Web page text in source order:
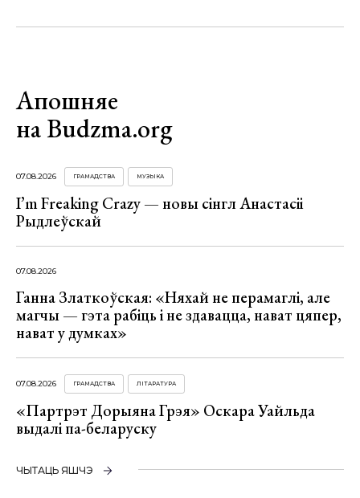
Апошняе
на Budzma.org
07.08.2026 ГРАМАДСТВА МУЗЫКА
I’m Freaking Crazy — новы сінгл Анастасіі
Рыдлеўскай
07.08.2026
Ганна Златкоўская: «Няхай не перамаглі, але
магчы — гэта рабіць і не здавацца, нават цяпер,
нават у думках»
07.08.2026 ГРАМАДСТВА ЛІТАРАТУРА
«Партрэт Дорыяна Грэя» Оскара Уайльда
выдалі па-беларуску
ЧЫТАЦЬ ЯШЧЭ